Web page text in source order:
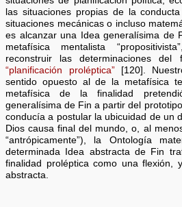
las situaciones propias de la
situaciones mecánicas o incluso
es alcanzar una Idea generalísima de
metafísica mentalista
reconstruir las determinaciones
“planificación proléptica”[120].
sentido opuesto al de la metafísica
metafísica de la finalidad
generalísima de Fin a partir del
conducía a postular la ubicuidad de un
Dios causa final del mundo, o, al
“antrópicamente”), la Ontología
determinada Idea abstracta de Fin
finalidad proléptica como una flexión,
abstracta.